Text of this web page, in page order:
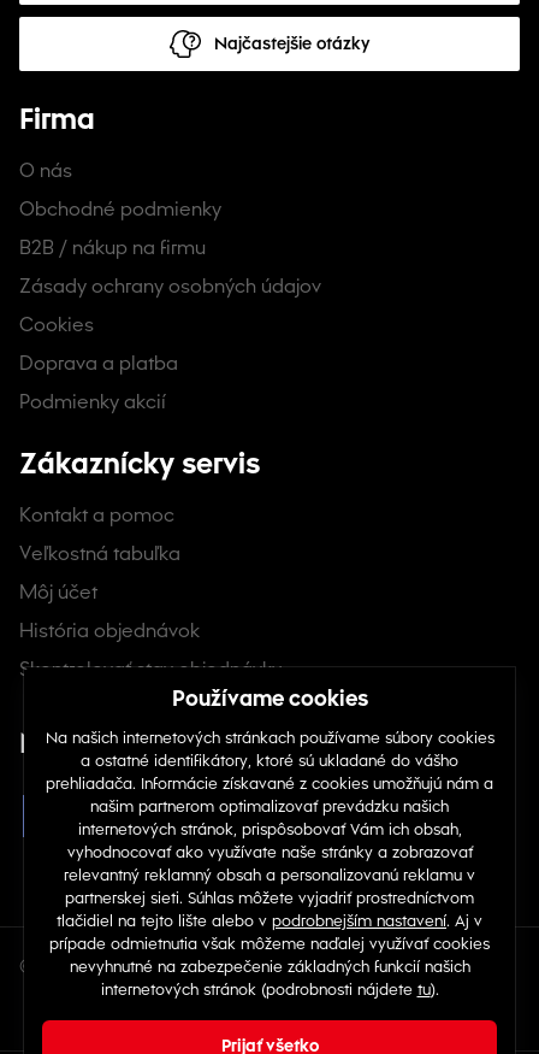
Najčastejšie otázky
Firma
O nás
Obchodné podmienky
B2B / nákup na firmu
Zásady ochrany osobných údajov
Cookies
Doprava a platba
Podmienky akcií
Zákaznícky servis
Kontakt a pomoc
Veľkostná tabuľka
Môj účet
História objednávok
Skontrolovať stav objednávky
Nájdete nás na sociálnych sieťach
© Copyright 2026 TOP 1 IT Solutions, s.r.o.